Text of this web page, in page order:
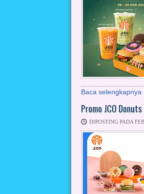
Baca selengkapnya
Promo JCO
DIPOSTING PADA